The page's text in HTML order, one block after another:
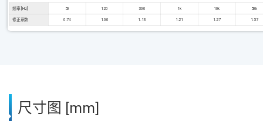
频率 [Hz] 50 120 300 1k 10k 50k
修正系数 0.74 1.00 1.13 1.21 1.27 1.37
尺寸图 [mm]